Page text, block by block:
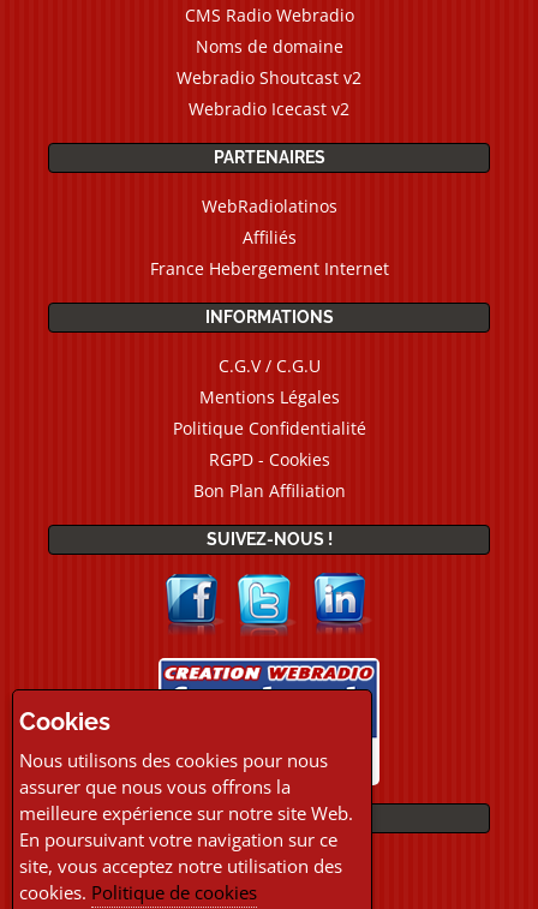
CMS Radio Webradio
Noms de domaine
Webradio Shoutcast v2
Webradio Icecast v2
PARTENAIRES
WebRadiolatinos
Affiliés
France Hebergement Internet
INFORMATIONS
C.G.V / C.G.U
Mentions Légales
Politique Confidentialité
RGPD - Cookies
Bon Plan Affiliation
SUIVEZ-NOUS !
PAIEMENTS
Cookies
Nous utilisons des cookies pour nous
assurer que nous vous offrons la
meilleure expérience sur notre site Web.
En poursuivant votre navigation sur ce
site, vous acceptez notre utilisation des
cookies. Politique de cookies